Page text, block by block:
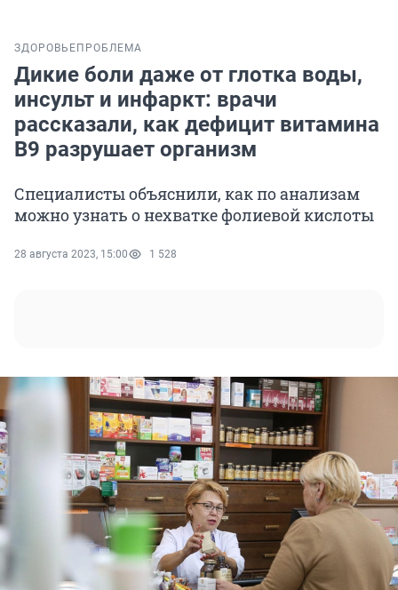
ЗДОРОВЬЕ ПРОБЛЕМА
Дикие боли даже от глотка воды,
инсульт и инфаркт: врачи
рассказали, как дефицит витамина
B9 разрушает организм
Специалисты объяснили, как по анализам
можно узнать о нехватке фолиевой кислоты
28 августа 2023, 15:00 1 528